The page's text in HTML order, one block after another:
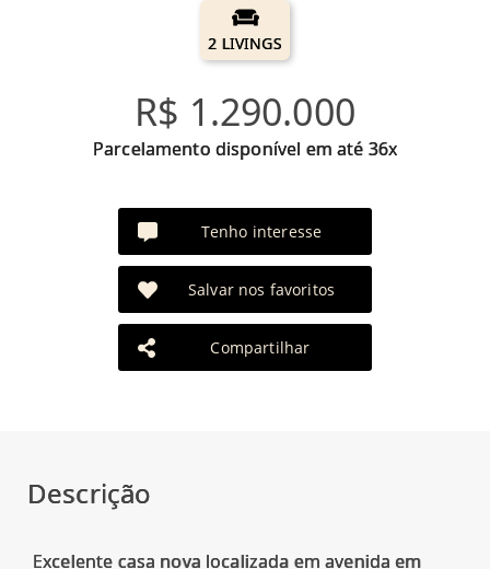
2 LIVINGS
R$ 1.290.000
Parcelamento disponível em até 36x
Tenho interesse
Salvar nos favoritos
Compartilhar
Descrição
Excelente casa nova localizada em avenida em